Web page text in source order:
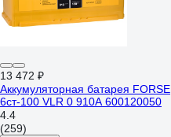
13 472 ₽
Аккумуляторная батарея FORSE
6ст-100 VLR 0 910A 600120050
4.4
(259)